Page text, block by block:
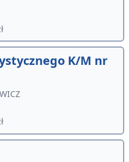
K/M nr